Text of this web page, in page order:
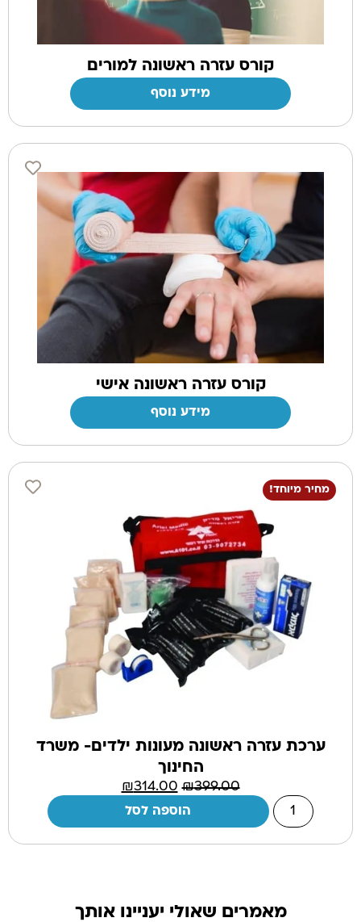
קורס עזרה ראשונה למורים
מידע נוסף
קורס עזרה ראשונה אישי
מידע נוסף
מחיר מיוחד!
ערכת עזרה ראשונה מעונות ילדים- משרד
החינוך
₪399.00
₪314.00
הוספה לסל
מאמרים שאולי יעניינו אותך